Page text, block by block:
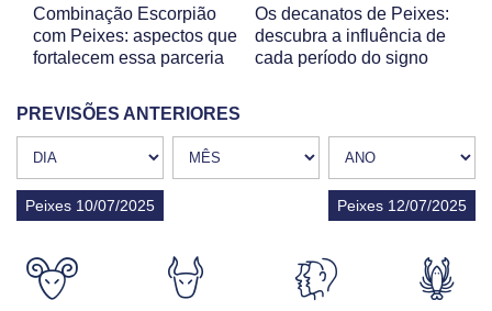
Combinação Escorpião
com Peixes: aspectos que
fortalecem essa parceria
Os decanatos de Peixes:
descubra a influência de
cada período do signo
PREVISÕES ANTERIORES
Peixes 10/07/2025 Peixes 12/07/2025